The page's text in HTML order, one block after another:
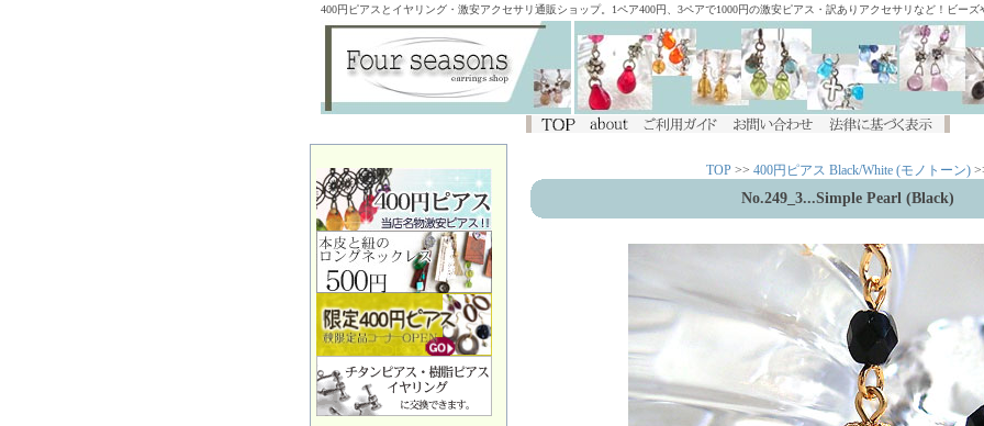
400円ピアスとイヤリング・激安アクセサリ通販ショップ。1ペア400円、3ペアで1000円の激安ピアス・訳ありアクセサリなど！ビー
TOP >> 400円ピアス Black/White (モノトーン)
No.249_3...Simple Pearl (Black)